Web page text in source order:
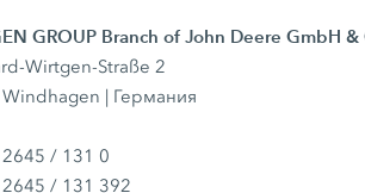
GROUP Branch of John Deere GmbH &
Wirtgen-Straße 2
| Германия
/ 131 0
/ 131 392